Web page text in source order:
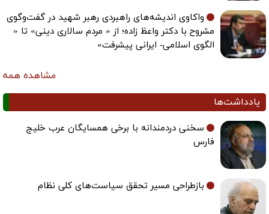
واکاوی اندیشه‌های راهبردی رهبر شهید در گفت‌وگوی
مشروح با دکتر واعظ زاده؛ از « مردم سالاری دینی» تا «
الگوی اسلامی- ایرانی پیشرفت»
مشاهده همه
یادداشت‌ها
سخنی دردمندانه با برخی همسایگان عرب خلیج
فارس
بازطراحی مسیر تحقق سیاست‌های کلی نظام